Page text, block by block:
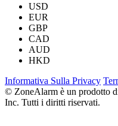
USD
EUR
GBP
CAD
AUD
HKD
Informativa Sulla Privacy
© ZoneAlarm è un prodotto
Inc. Tutti i diritti riservati.